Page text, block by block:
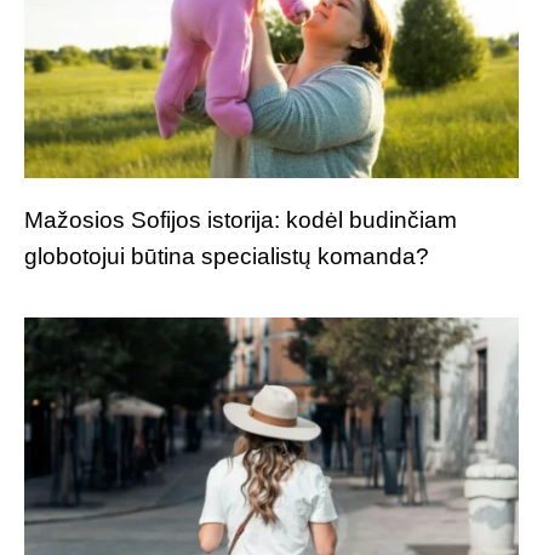
Mažosios Sofijos istorija: kodėl budinčiam
globotojui būtina specialistų komanda?